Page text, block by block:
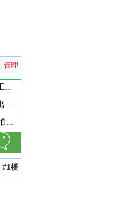
管理
这两个角磨机哪个装法是正确的，老电工都搞懵了！
线都压紧了，零线为什么还会烧？问题出在哪？
学懂了这些电工知识（19张图解），不怕没活干挣不到钱
#1楼